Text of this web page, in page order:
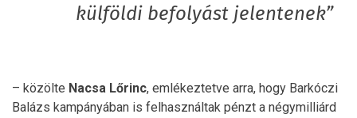
külföldi befolyást jelentenek”
– közölte Nacsa Lőrinc, emlékeztetve arra, hogy Barkóczi
Balázs kampányában is felhasználtak pénzt a négymilliárd